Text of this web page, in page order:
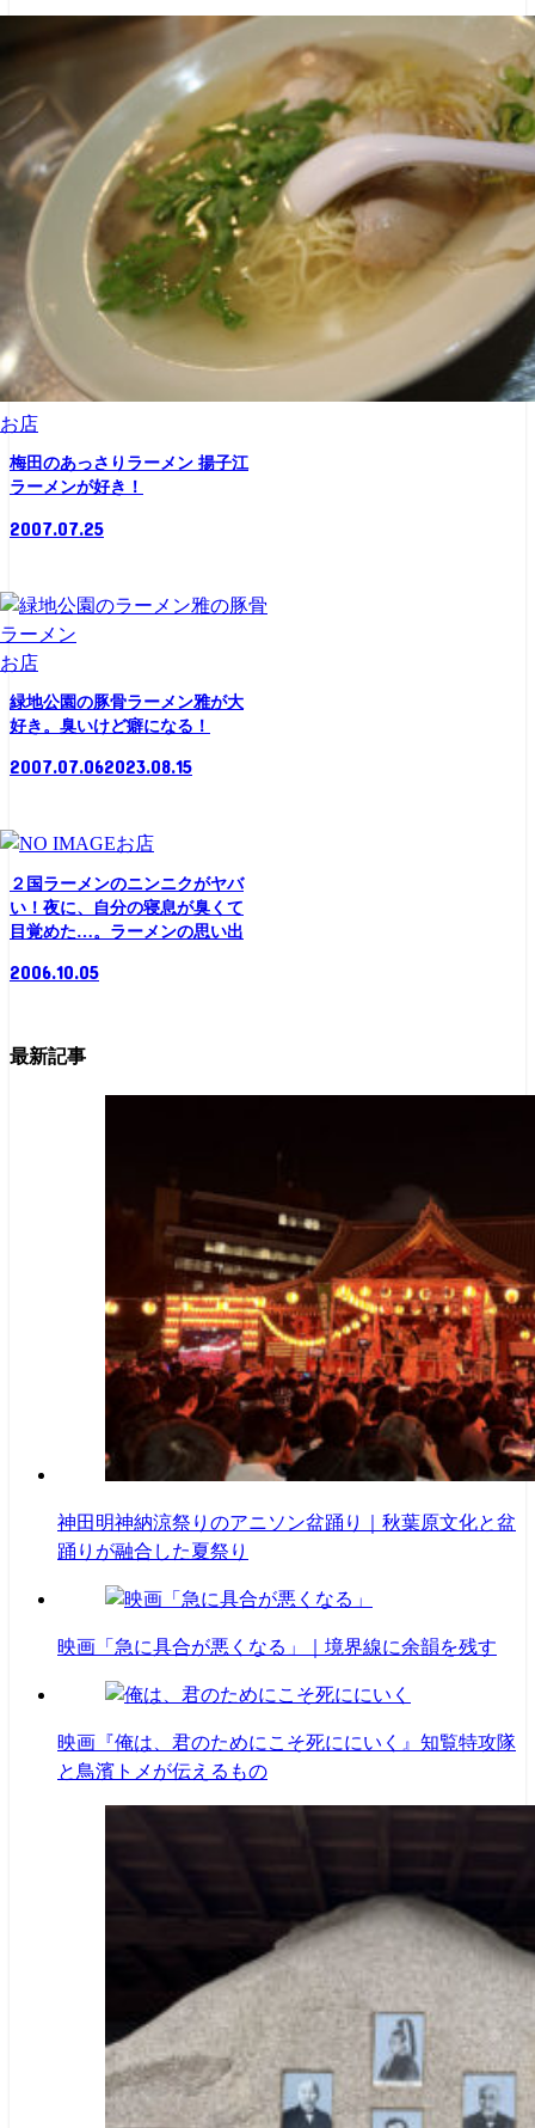
お店
梅田のあっさりラーメン 揚子江
ラーメンが好き！
2007.07.25
お店
緑地公園の豚骨ラーメン雅が大
好き。臭いけど癖になる！
2007.07.062023.08.15
お店
２国ラーメンのニンニクがヤバ
い！夜に、自分の寝息が臭くて
目覚めた…。ラーメンの思い出
2006.10.05
最新記事
神田明神納涼祭りのアニソン盆踊り｜秋葉原文化と盆
踊りが融合した夏祭り
映画「急に具合が悪くなる」｜境界線に余韻を残す
映画『俺は、君のためにこそ死ににいく』知覧特攻隊
と鳥濱トメが伝えるもの